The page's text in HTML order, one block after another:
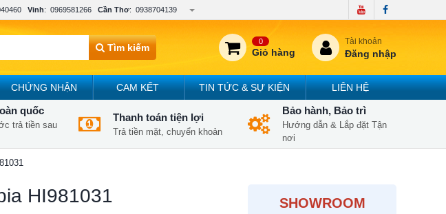
Vinh: 0969581266 Cần Thơ: 0938704139
Tìm kiếm
0
Giỏ hàng
Tài khoản
Đăng nhập
CHỨNG NHẬN CAM KẾT TIN TỨC & SỰ KIỆN LIÊN HỆ
quốc
trả tiền sau
Thanh toán tiện lợi
Trả tiền mặt, chuyển khoản
Bảo hành, Bảo trì
Hướng dẫn & Lắp đặt Tận
nơi
HI981031 SHOWROOM